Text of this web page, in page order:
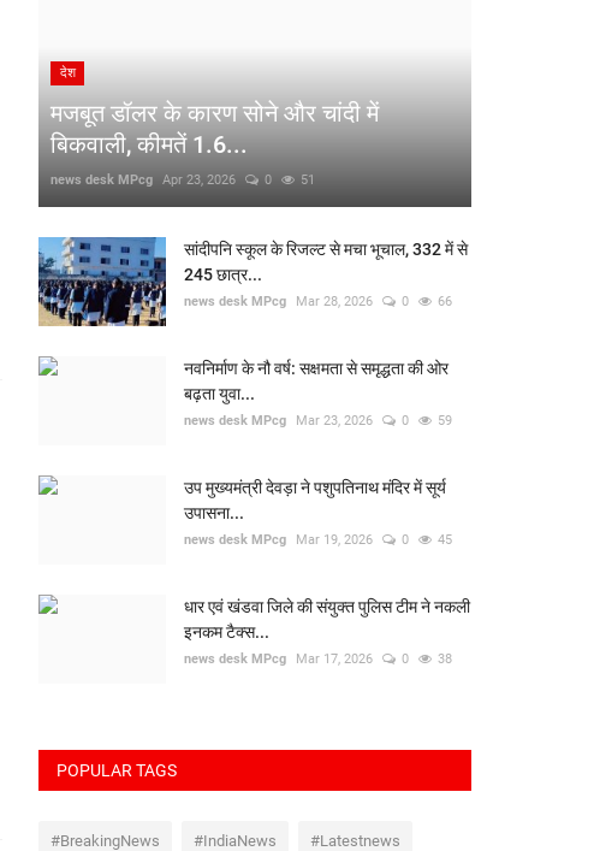
देश
मजबूत डॉलर के कारण सोने और चांदी में
बिकवाली, कीमतें 1.6...
news desk MPcg Apr 23, 2026 0 51
सांदीपनि स्कूल के रिजल्ट से मचा भूचाल, 332 में से
245 छात्र...
news desk MPcg Mar 28, 2026 0 66
नवनिर्माण के नौ वर्ष: सक्षमता से समृद्धता की ओर
बढ़ता युवा...
news desk MPcg Mar 23, 2026 0 59
उप मुख्यमंत्री देवड़ा ने पशुपतिनाथ मंदिर में सूर्य
उपासना...
news desk MPcg Mar 19, 2026 0 45
धार एवं खंडवा जिले की संयुक्त पुलिस टीम ने नकली
इनकम टैक्स...
news desk MPcg Mar 17, 2026 0 38
POPULAR TAGS
#BreakingNews #IndiaNews #Latestnews